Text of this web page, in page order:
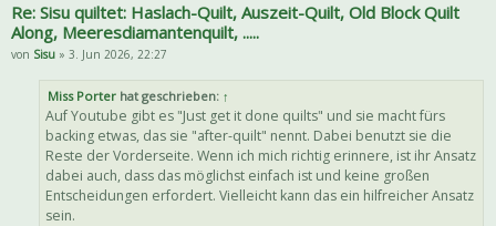
Re: Sisu quiltet: Haslach-Quilt, Auszeit-Quilt, Old Block Quilt
Along, Meeresdiamantenquilt, .....
von Sisu » 3. Jun 2026, 22:27
Miss Porter hat geschrieben: ↑
Auf Youtube gibt es "Just get it done quilts" und sie macht fürs
backing etwas, das sie "after-quilt" nennt. Dabei benutzt sie die
Reste der Vorderseite. Wenn ich mich richtig erinnere, ist ihr Ansatz
dabei auch, dass das möglichst einfach ist und keine großen
Entscheidungen erfordert. Vielleicht kann das ein hilfreicher Ansatz
sein.